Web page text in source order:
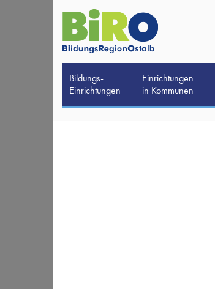
Bildungs-
Einrichtungen
Einrichtungen
in Kommunen